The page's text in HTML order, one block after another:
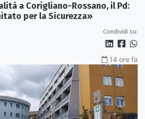
a Corigliano-Rossano, il Pd:
per la Sicurezza»
Condividi su:
14 ore fa